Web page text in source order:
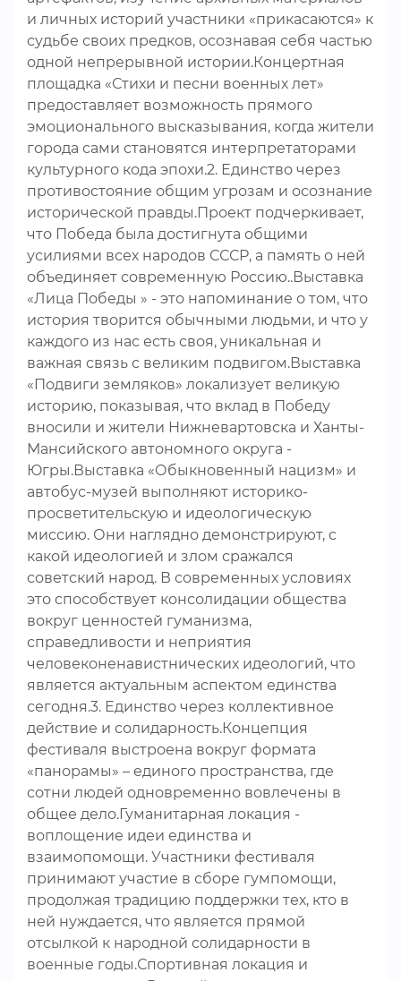
и личных историй участники «прикасаются» к
судьбе своих предков, осознавая себя частью
одной непрерывной истории.Концертная
площадка «Стихи и песни военных лет»
предоставляет возможность прямого
эмоционального высказывания, когда жители
города сами становятся интерпретаторами
культурного кода эпохи.2. Единство через
противостояние общим угрозам и осознание
исторической правды.Проект подчеркивает,
что Победа была достигнута общими
усилиями всех народов СССР, а память о ней
объединяет современную Россию..Выставка
«Лица Победы » - это напоминание о том, что
история творится обычными людьми, и что у
каждого из нас есть своя, уникальная и
важная связь с великим подвигом.Выставка
«Подвиги земляков» локализует великую
историю, показывая, что вклад в Победу
вносили и жители Нижневартовска и Ханты-
Мансийского автономного округа -
Югры.Выставка «Обыкновенный нацизм» и
автобус-музей выполняют историко-
просветительскую и идеологическую
миссию. Они наглядно демонстрируют, с
какой идеологией и злом сражался
советский народ. В современных условиях
это способствует консолидации общества
вокруг ценностей гуманизма,
справедливости и неприятия
человеконенавистнических идеологий, что
является актуальным аспектом единства
сегодня.3. Единство через коллективное
действие и солидарность.Концепция
фестиваля выстроена вокруг формата
«панорамы» – единого пространства, где
сотни людей одновременно вовлечены в
общее дело.Гуманитарная локация -
воплощение идеи единства и
взаимопомощи. Участники фестиваля
принимают участие в сборе гумпомощи,
продолжая традицию поддержки тех, кто в
ней нуждается, что является прямой
отсылкой к народной солидарности в
военные годы.Спортивная локация и